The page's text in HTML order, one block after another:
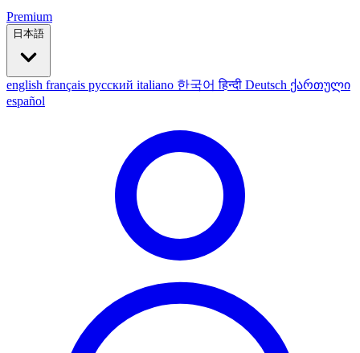
Premium
日本語
english français русский italiano 한국어हिन्दी Deutsch ქართული
español